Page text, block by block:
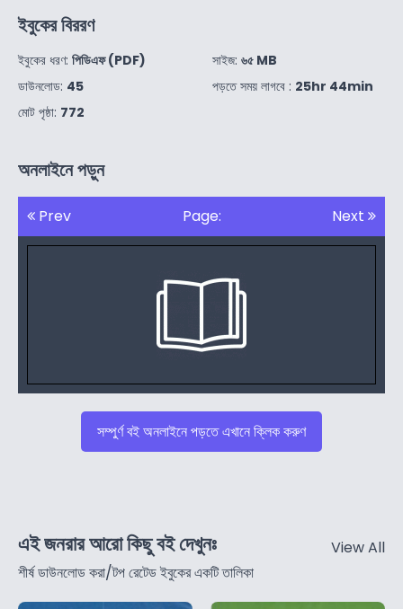
ইবুকের বিররণ
ইবুকের ধরণ: পিডিএফ (PDF)
ডাউনলোড: 45
মোট পৃষ্ঠা: 772
সাইজ: ৬৫ MB
পড়তে সময় লাগবে : 25hr 44min
অনলাইনে পড়ুন
Prev Page: Next
সম্পুর্ণ বই অনলাইনে পড়তে এখানে ক্লিক করুণ
এই জনরার আরো কিছু বই দেখুনঃ
শীর্ষ ডাউনলোড করা/টপ রেটেড ইবুকের একটি তালিকা
View All